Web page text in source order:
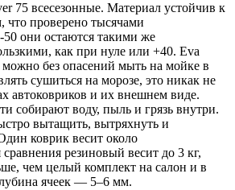
75 всесезонные. Материал устойчив к
что проверено тысячами
50 они остаются такими же
как при нуле или +40. Eva
без опасений мыть на мойке в
сушиться на морозе, это никак не
автоковриков и их внешнем виде.
собирают воду, пыль и грязь внутри.
вытащить, вытряхнуть и
коврик весит около
резиновый весит до 3 кг,
чем целый комплект на салон и в
ячеек — 5–6 мм.